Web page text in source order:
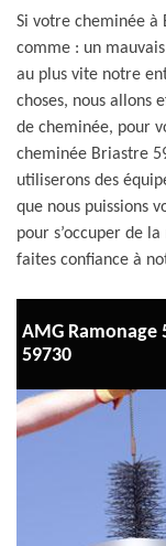
Si votre cheminée à
comme : un
au plus vite notre
choses, nous allons
de cheminée, pour
cheminée Briastre
utiliserons des
que nous puissions
pour s’occuper de
faites confiance à
AMG
59730